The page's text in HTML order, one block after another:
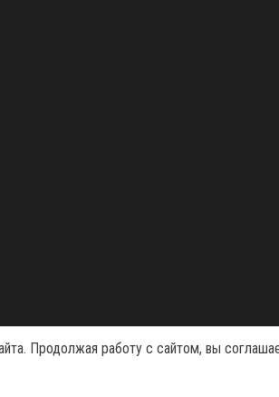
WordPress Envo Magazine
Продолжая работу с сайтом, вы